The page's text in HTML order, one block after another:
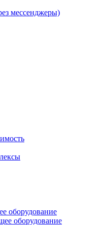
мессенджеры)
оборудование
оборудование